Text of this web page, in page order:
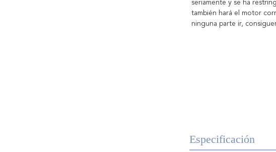
seriamente y se ha
también hará el motor
ninguna parte ir,
Especificación